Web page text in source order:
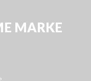
MARKE